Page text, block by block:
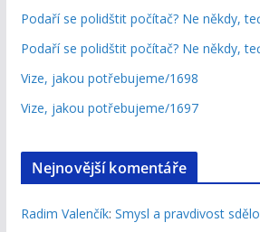
Podaří se polidštit počítač? Ne někdy,
Podaří se polidštit počítač? Ne někdy,
Vize, jakou potřebujeme/1698
Vize, jakou potřebujeme/1697
Nejnovější komentáře
Radim Valenčík: Smysl a pravdivost